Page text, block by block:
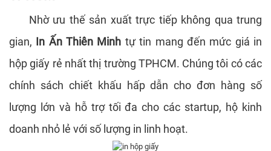
Nhờ ưu thế sản xuất trực tiếp không qua trung
gian, In Ấn Thiên Minh tự tin mang đến mức giá in
hộp giấy rẻ nhất thị trường TPHCM. Chúng tôi có các
chính sách chiết khấu hấp dẫn cho đơn hàng số
lượng lớn và hỗ trợ tối đa cho các startup, hộ kinh
doanh nhỏ lẻ với số lượng in linh hoạt.